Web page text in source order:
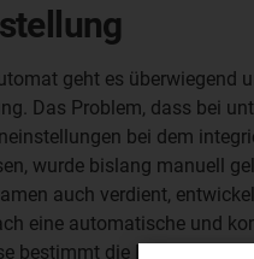
geht es überwiegend
Das Problem, dass bei
bei dem
wurde bislang manuell
auch verdient,
eine automatische und
bestimmt die